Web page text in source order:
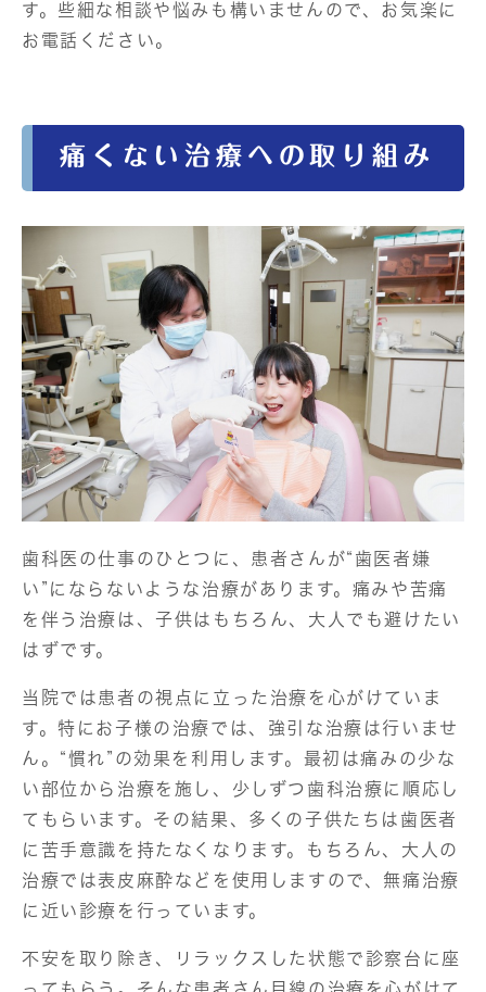
す。些細な相談や悩みも構いませんので、お気楽に
お電話ください。
痛くない治療への取り組み
歯科医の仕事のひとつに、患者さんが“歯医者嫌
い”にならないような治療があります。痛みや苦痛
を伴う治療は、子供はもちろん、大人でも避けたい
はずです。
当院では患者の視点に立った治療を心がけていま
す。特にお子様の治療では、強引な治療は行いませ
ん。“慣れ”の効果を利用します。最初は痛みの少な
い部位から治療を施し、少しずつ歯科治療に順応し
てもらいます。その結果、多くの子供たちは歯医者
に苦手意識を持たなくなります。もちろん、大人の
治療では表皮麻酔などを使用しますので、無痛治療
に近い診療を行っています。
不安を取り除き、リラックスした状態で診察台に座